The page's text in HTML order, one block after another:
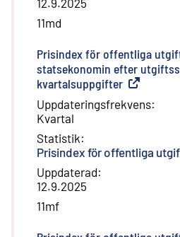
12.9.2025
11md
Prisindex för offentliga
statsekonomin efter
kvartalsuppgifter Extern länk
Uppdateringsfrekvens:
Kvartal
Statistik:
Prisindex för offentliga
Uppdaterad:
12.9.2025
11mf